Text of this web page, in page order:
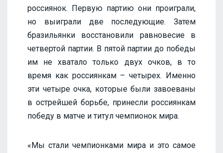
россиянок. Первую партию они проиграли,
но выиграли две последующие. Затем
бразильянки восстановили равновесие в
четвертой партии. В пятой партии до победы
им не хватало только двух очков, в то
время как россиянкам – четырех. Именно
эти четыре очка, которые были завоеваны
в острейшей борьбе, принесли россиянкам
победу в матче и титул чемпионок мира.
«Мы стали чемпионками мира и это самое